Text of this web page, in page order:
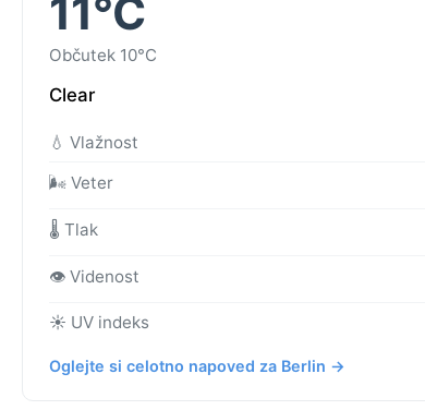
11°C
Občutek 10°C
Clear
💧 Vlažnost
🌬️ Veter
🌡️ Tlak
👁️ Videnost
☀️ UV indeks
Oglejte si celotno napoved za Berlin →